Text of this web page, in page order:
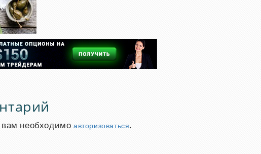
необходимо авторизоваться.